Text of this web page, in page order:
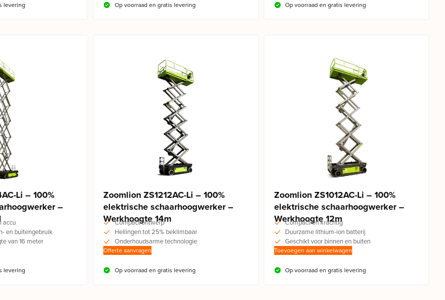
levering Op voorraad en gratis levering Op voorraad en gratis levering
Li – 100%
–
accu
en buitengebruik
van 16 meter
levering
Zoomlion ZS1212AC-Li – 100%
elektrische schaarhoogwerker –
Werkhoogte 14m
Compact ontwerp
Hellingen tot 25% beklimbaar
Onderhoudsarme technologie
Offerte aanvragen
Op voorraad en gratis levering
Zoomlion ZS1012AC-Li – 100%
elektrische schaarhoogwerker –
Werkhoogte 12m
Compact en krachtig
Duurzame lithium-ion batterij
Geschikt voor binnen en buiten
Toevoegen aan winkelwagen
Op voorraad en gratis levering